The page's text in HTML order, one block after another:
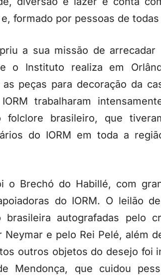
formado por pessoas de
a sua missão de
o Instituto realiza em
peças para decoração da
trabalharam
folclore brasileiro, que
do IORM em toda a
o Brechó do Habillé, com
do IORM. O leilão
autografadas pelo
e pelo Rei Pelé, além
outros objetos do desejo foi
Mendonça, que cuidou